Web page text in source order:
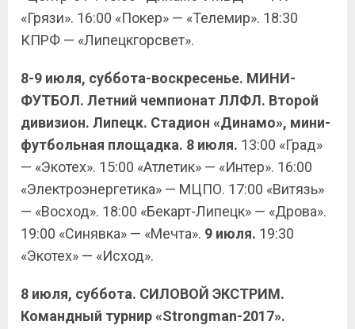
«Грязи». 16:00 «Покер» — «Телемир». 18:30
КПРФ — «Липецкгорсвет».
8-9 июля, суббота-воскресенье. МИНИ-
ФУТБОЛ. Летний чемпионат ЛЛФЛ. Второй
дивизион. Липецк. Стадион «Динамо», мини-
футбольная площадка. 8 июля. 13:00 «Град»
— «Экотех». 15:00 «Атлетик» — «Интер». 16:00
«Электроэнергетика» — МЦПО. 17:00 «Витязь»
— «Восход». 18:00 «Бекарт-Липецк» — «Дрова».
19:00 «Синявка» — «Мечта». 9 июля. 19:30
«Экотех» — «Исход».
8 июля, суббота. СИЛОВОЙ ЭКСТРИМ.
Командный турнир «Strongman-2017».